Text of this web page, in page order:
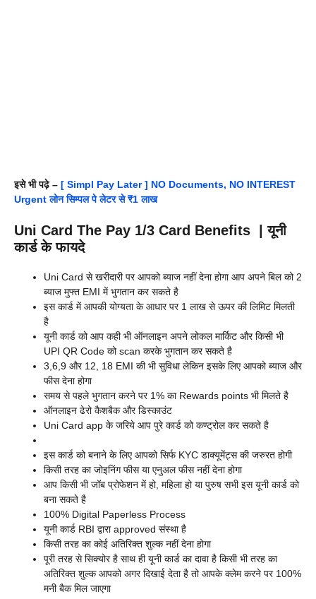
इसे भी पढ़े – [ Simpl Pay Later ] NO Documents, NO INTEREST
Urgent लोन सिम्पल पे लेटर से ₹1 लाख
Uni Card The Pay 1/3 Card Benefits | यूनी
कार्ड के फायदे
Uni Card से खरीदारी पर आपको ब्याज नहीं देना होगा आप अपने बिल को 2
ब्याज मुफ्त EMI में भुगतान कर सकते है
इस कार्ड में आपकी योग्यता के आधार पर 1 लाख से ऊपर की लिमिट मिलती
है
यूनी कार्ड को आप कही भी ऑनलाइन अपने लोकल मार्किट और किसी भी
UPI QR Code को scan करके भुगतान कर सकते है
3,6,9 और 12, 18 EMI की भी सुविधा लेकिन इसके लिए आपको ब्याज और
फीस देना होगा
समय से पहले भुगतान करने पर 1% का Rewards points भी मिलते है
ऑनलाइन ढेरो कैशबैक और डिस्काउंट
Uni Card app के जरिये आप पुरे कार्ड को कण्ट्रोल कर सकते है
इस कार्ड को बनाने के लिए आपको सिर्फ KYC डाक्यूमेंट्स की जरुरत होगी
किसी तरह का जोइनिंग फीस या एनुअल फीस नहीं देना होगा
आप किसी भी जॉब प्रोफेशन में हो, महिला हो या पुरुष सभी इस यूनी कार्ड को
बना सकते है
100% Digital Paperless Process
यूनी कार्ड RBI द्वारा approved संस्था है
किसी तरह का कोई अतिरिक्त शुल्क नहीं देना होगा
पूरी तरह से सिक्योर है साथ ही यूनी कार्ड का दावा है किसी भी तरह का
अतिरिक्त शुल्क आपको अगर दिखाई देता है तो आपके क्लेम करने पर 100%
मनी बैक मिल जाएगा